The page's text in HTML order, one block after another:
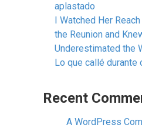
aplastado
I Watched Her
the Reunion and
Underestimated the
Lo que callé durante
Recent
A WordPress